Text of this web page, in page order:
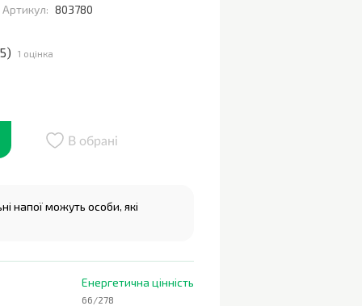
Артикул: 803780
5) 1 оцінка
В обрані
напої можуть особи, які
Енергетична цінність
66/278